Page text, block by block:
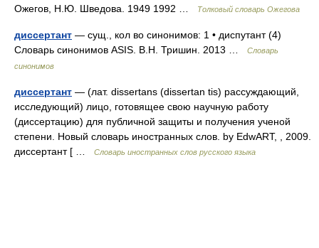
Ожегов, Н.Ю. Шведова. 1949 1992 …
Толковый словарь Ожегова
диссертант — сущ., кол во синонимов: 1 • диспутант (4)
Словарь синонимов ASIS. В.Н. Тришин. 2013 …
Словарь
синонимов
диссертант — (лат. dissertans (dissertan tis) рассуждающий,
исследующий) лицо, готовящее свою научную работу
(диссертацию) для публичной защиты и получения ученой
степени. Новый словарь иностранных слов. by EdwART, , 2009.
диссертант [ …
Словарь иностранных слов русского языка